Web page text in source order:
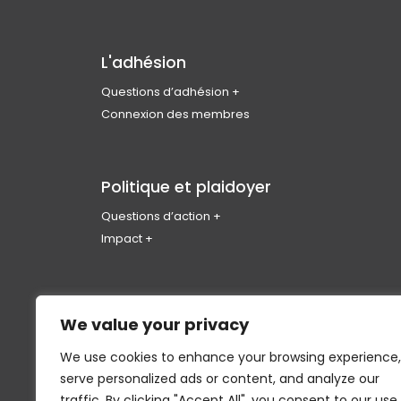
We value your privacy
We use cookies to enhance your browsing experience,
serve personalized ads or content, and analyze our
L'adhésion
Questions d’adhésion
Rejoindre l’ICU
Avantages pour les membres
Codes de conduite et d’éthique professionnelle
FAQ sur l’adhésion
Connexion des membres
Politique et plaidoyer
Questions d’action
Changement climatique
Réconciliation
Impact
Le bureau de l'ICU est situé sur le territoire non
Premières Nations, des Inuits, et des Métis.